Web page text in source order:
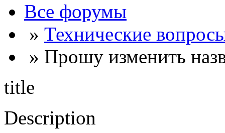
Все форумы
» Технические
» Прошу изменить
title
Description